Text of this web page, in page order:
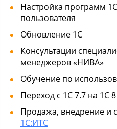
Настройка программ
пользователя
Обновление 1С
Консультации
менеджеров «НИВА»
Обучение по
Переход с 1С 7.7 на 1С 8
Продажа, внедрение и
1С:ИТС